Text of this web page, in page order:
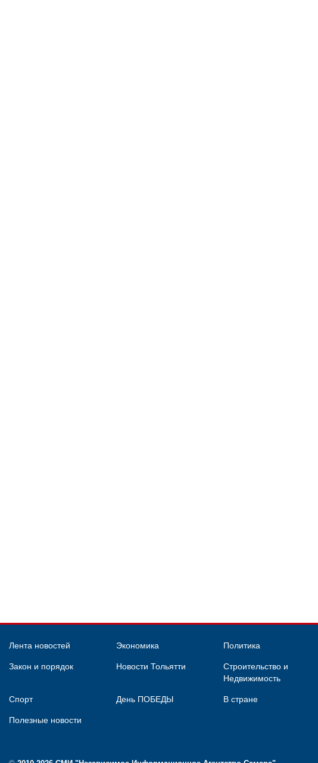
Лента новостей Экономика Политика
Закон и порядок Новости Тольятти
Строительство и
Недвижимость
Спорт День ПОБЕДЫ В стране
Полезные новости